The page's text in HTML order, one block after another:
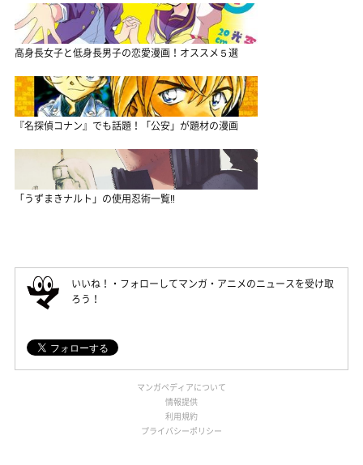
高身長女子と低身長男子の恋愛漫画！オススメ５選
『名探偵コナン』でも話題！「公安」が題材の漫画
「うずまきナルト」の使用忍術一覧‼
いいね！・フォローしてマンガ・アニメのニュースを受け取
ろう！
マンガペディアについて
情報提供
利用規約
プライバシーポリシー